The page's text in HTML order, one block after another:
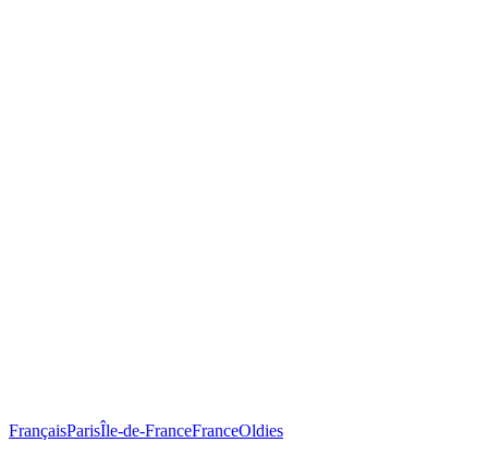
FrançaisParisÎle-de-FranceFranceOldies